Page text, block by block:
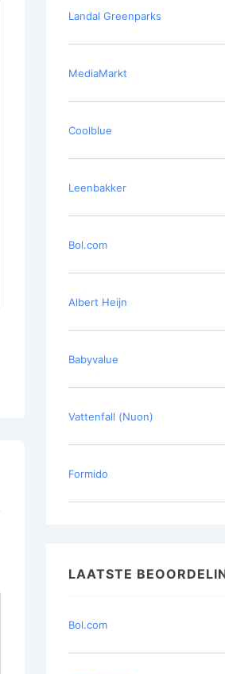
Landal Greenparks
MediaMarkt
Coolblue
Leenbakker
Bol.com
Albert Heijn
Babyvalue
Vattenfall (Nuon)
Formido
LAATSTE
Bol.com